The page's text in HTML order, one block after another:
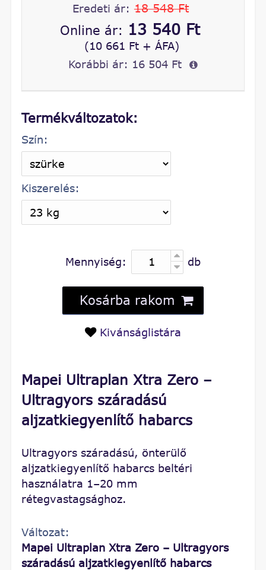
Mapei Ultraplan Xtra Zero –
Ultragyors száradású
aljzatkiegyenlítő habarcs
Ultragyors száradású, önterülő
aljzatkiegyenlítő habarcs beltéri
használatra 1–20 mm
rétegvastagsághoz.
Változat:
Mapei Ultraplan Xtra Zero – Ultragyors
száradású aljzatkiegyenlítő habarcs
Eredeti ár: 18 548 Ft
Online ár: 13 540 Ft
(10 661 Ft + ÁFA)
Korábbi ár: 16 504 Ft
Termékváltozatok:
Szín:
Kiszerelés:
Mennyiség: db
Kosárba rakom
Kivánságlistára